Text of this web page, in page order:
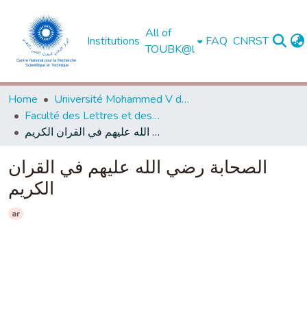
Institutions
All of
TOUBK@l
FAQ CNRST
Home
Université Mohammed V de Rabat
Faculté des Lettres et des Sciences Humaines - Rabat
الصحابة رضي الله عليهم في القران الكريم
الصحابة رضي الله عليهم في القران
الكريم
ar